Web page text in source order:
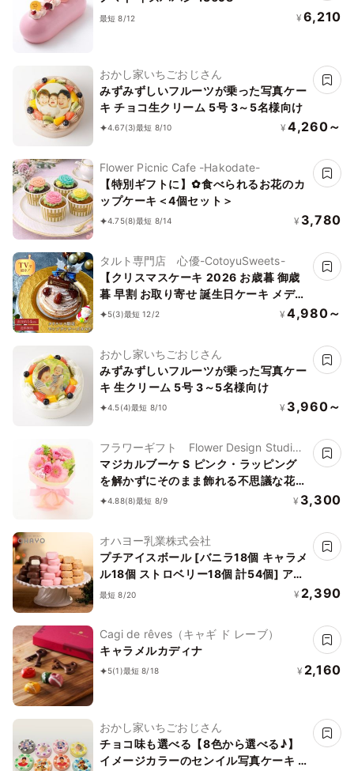
最短 8/12 ¥ 6,210
おかし家いちごおじさん
みずみずしいフルーツが乗った写真ケー
キ チョコ生クリーム 5号 3～5名様向け
4.67(3)最短 8/10 ¥ 4,260～
Flower Picnic Cafe -Hakodate-
【特別ギフトに】✿食べられるお花のカ
ップケーキ＜4個セット＞
4.75(8)最短 8/14 ¥ 3,780
タルト専門店 心優-CotoyuSweets-
【クリスマスケーキ 2026 お歳暮 御歳
暮 早割 お取り寄せ 誕生日ケーキ メディ
ア掲載店】クリスマス限定 50セット 国
5(3)最短 12/2 ¥ 4,980～
おかし家いちごおじさん
みずみずしいフルーツが乗った写真ケー
キ 生クリーム 5号 3～5名様向け
4.5(4)最短 8/10 ¥ 3,960～
フラワーギフト Flower Design Studio
花歩
マジカルブーケ S ピンク・ラッピング
を解かずにそのまま飾れる不思議な花
束・誕生日などお祝いに
4.88(8)最短 8/9 ¥ 3,300
オハヨー乳業株式会社
プチアイスボール [バニラ18個 キャラメ
ル18個 ストロベリー18個 計54個] アイ
ス 2026 お中元2026
最短 8/20 ¥ 2,390
Cagi de rêves（キャギ ド レーブ）
キャラメルカディナ
5(1)最短 8/18 ¥ 2,160
おかし家いちごおじさん
チョコ味も選べる【8色から選べる♪】
イメージカラーのセンイル写真ケーキ 3